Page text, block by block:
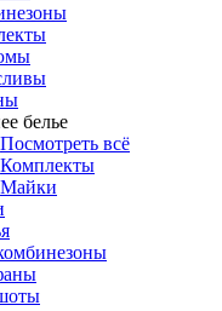
белье
Посмотреть всё
Комплекты
Майки